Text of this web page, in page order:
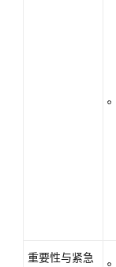
重要性与紧急